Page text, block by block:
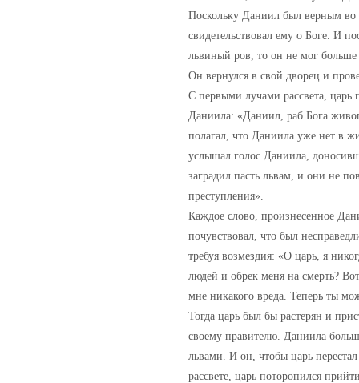
Поскольку Даниил был верным во
свидетельствовал ему о Боге. И
львиный ров, то он не мог больше
Он вернулся в свой дворец и
С первыми лучами рассвета,
Даниила: «Даниил, раб Бога
полагал, что Даниила уже нет в
услышал голос Даниила,
заградил пасть львам, и они не
преступления».
Каждое слово, произнесенное
почувствовал, что был
требуя возмездия: «О царь, я
людей и обрек меня на смерть?
мне никакого вреда. Теперь ты
Тогда царь был бы растерян и
своему правителю. Даниила
львами. И он, чтобы царь
рассвете, царь поторопился